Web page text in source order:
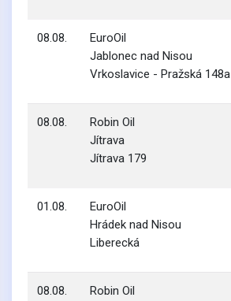
08.08.
EuroOil
Jablonec nad Nisou
Vrkoslavice - Pražská 148a
08.08.
Robin Oil
Jítrava
Jítrava 179
01.08.
EuroOil
Hrádek nad Nisou
Liberecká
08.08.
Robin Oil